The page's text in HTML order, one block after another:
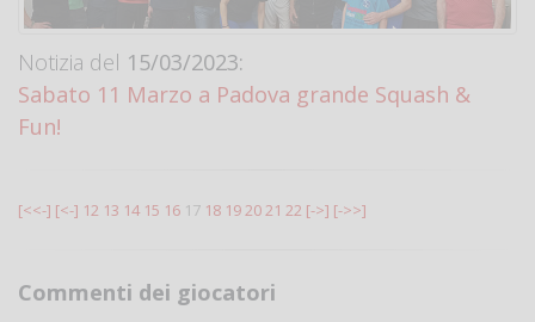
Notizia del 15/03/2023:
Sabato 11 Marzo a Padova grande Squash &
Fun!
[<<-] [<-] 12 13 14 15 16 17 18 192021 22 [->] [->>]
Commenti dei giocatori